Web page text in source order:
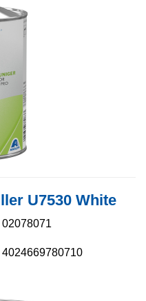
U7530 White
02078071
4024669780710